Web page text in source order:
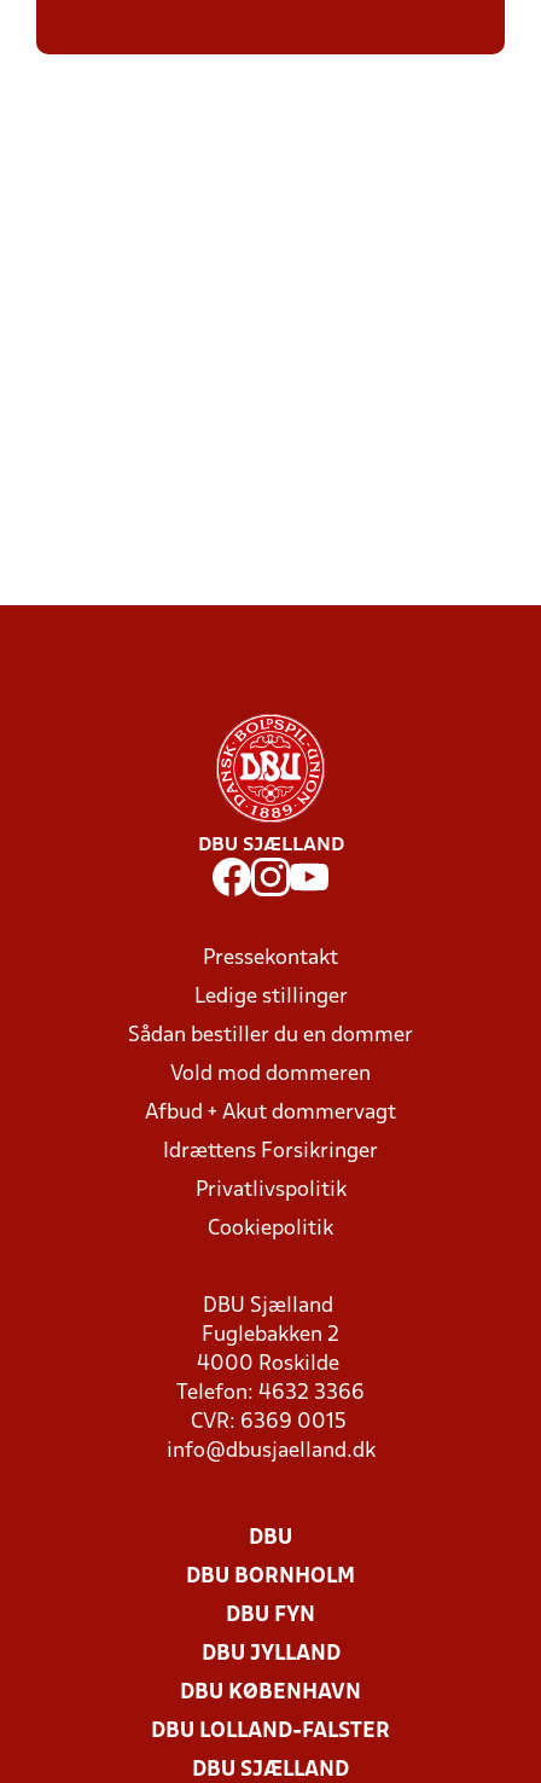
DBU SJÆLLAND
Pressekontakt
Ledige stillinger
Sådan bestiller du en dommer
Vold mod dommeren
Afbud + Akut dommervagt
Idrættens Forsikringer
Privatlivspolitik
Cookiepolitik
DBU Sjælland
Fuglebakken 2
4000 Roskilde
Telefon: 4632 3366
CVR: 6369 0015
info@dbusjaelland.dk
DBU
DBU BORNHOLM
DBU FYN
DBU JYLLAND
DBU KØBENHAVN
DBU LOLLAND-FALSTER
DBU SJÆLLAND